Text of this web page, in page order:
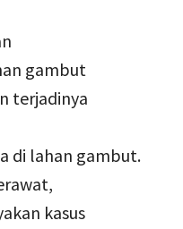
gambut
terjadinya
di lahan gambut.
kasus